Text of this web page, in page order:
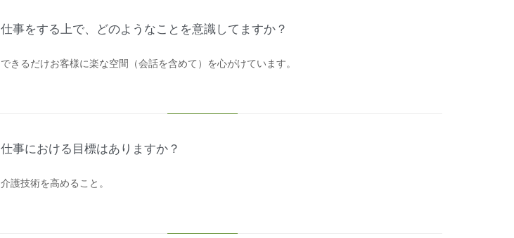
仕事をする上で、どのようなことを意識してますか？
できるだけお客様に楽な空間（会話を含めて）を心がけています。
仕事における目標はありますか？
介護技術を高めること。